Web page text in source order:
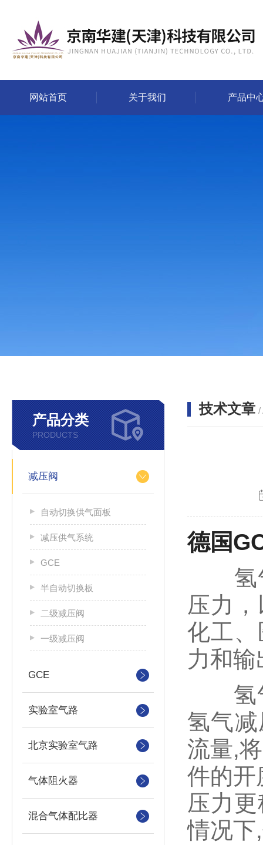
网站首页 关于我们 产品中
产品分类
PRODUCTS
减压阀
自动切换供气面板
减压供气系统
GCE
半自动切换板
二级减压阀
一级减压阀
GCE
实验室气路
北京实验室气路
气体阻火器
混合气体配比器
技术文章 /
德国
氢气
压力
化工
力和
氢气
氢气
流量,
件的开
压力
情况下